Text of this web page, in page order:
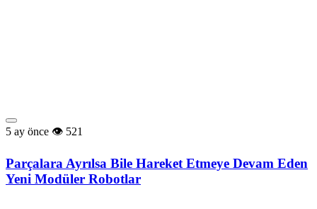
5 ay önce 521
Parçalara Ayrılsa Bile Hareket Etmeye Devam Eden
Yeni Modüler Robotlar